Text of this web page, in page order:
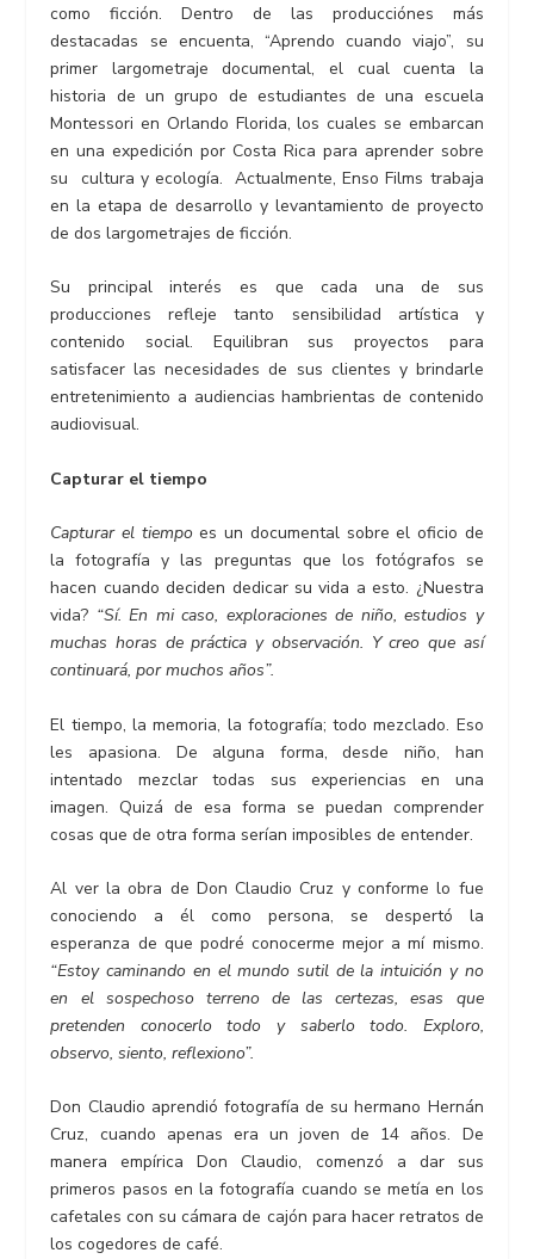
como ficción. Dentro de las producciónes más
destacadas se encuenta, “Aprendo cuando viajo”, su
primer largometraje documental, el cual cuenta la
historia de un grupo de estudiantes de una escuela
Montessori en Orlando Florida, los cuales se embarcan
en una expedición por Costa Rica para aprender sobre
su cultura y ecología. Actualmente, Enso Films trabaja
en la etapa de desarrollo y levantamiento de proyecto
de dos largometrajes de ficción.
Su principal interés es que cada una de sus
producciones refleje tanto sensibilidad artística y
contenido social. Equilibran sus proyectos para
satisfacer las necesidades de sus clientes y brindarle
entretenimiento a audiencias hambrientas de contenido
audiovisual.
Capturar el tiempo
Capturar el tiempo es un documental sobre el oficio de
la fotografía y las preguntas que los fotógrafos se
hacen cuando deciden dedicar su vida a esto. ¿Nuestra
vida? “Sí. En mi caso, exploraciones de niño, estudios y
muchas horas de práctica y observación. Y creo que así
continuará, por muchos años”.
El tiempo, la memoria, la fotografía; todo mezclado. Eso
les apasiona. De alguna forma, desde niño, han
intentado mezclar todas sus experiencias en una
imagen. Quizá de esa forma se puedan comprender
cosas que de otra forma serían imposibles de entender.
Al ver la obra de Don Claudio Cruz y conforme lo fue
conociendo a él como persona, se despertó la
esperanza de que podré conocerme mejor a mí mismo.
“Estoy caminando en el mundo sutil de la intuición y no
en el sospechoso terreno de las certezas, esas que
pretenden conocerlo todo y saberlo todo. Exploro,
observo, siento, reflexiono”.
Don Claudio aprendió fotografía de su hermano Hernán
Cruz, cuando apenas era un joven de 14 años. De
manera empírica Don Claudio, comenzó a dar sus
primeros pasos en la fotografía cuando se metía en los
cafetales con su cámara de cajón para hacer retratos de
los cogedores de café.